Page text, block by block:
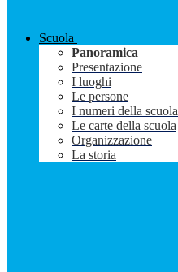
Scuola
Panoramica
Presentazione
I luoghi
Le persone
I numeri della scuola
Le carte della scuola
Organizzazione
La storia